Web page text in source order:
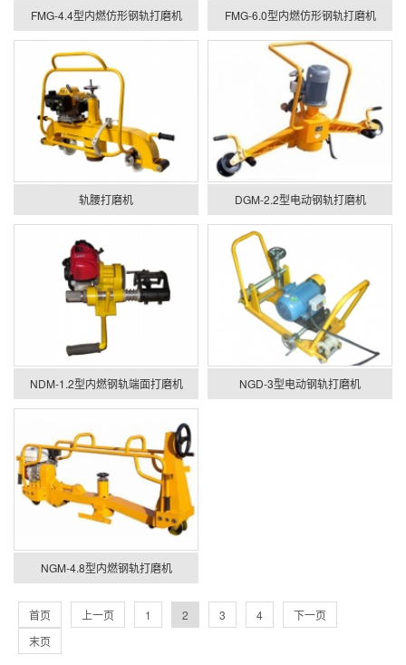
FMG-4.4型内燃仿形钢轨打磨机 FMG-6.0型内燃仿形钢轨打磨机
轨腰打磨机 DGM-2.2型电动钢轨打磨机
NDM-1.2型内燃钢轨端面打磨机 NGD-3型电动钢轨打磨机
NGM-4.8型内燃钢轨打磨机
首页 上一页 1 2 3 4
下一页
末页